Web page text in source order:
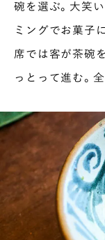
碗を選ぶ。大笑
ミングでお菓子
席では客が茶碗
っとって進む。